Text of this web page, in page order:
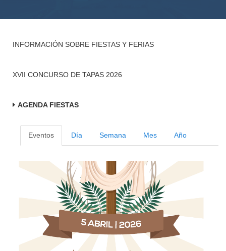
INFORMACIÓN SOBRE FIESTAS Y FERIAS
XVII CONCURSO DE TAPAS 2026
AGENDA FIESTAS
Eventos Día Semana Mes Año